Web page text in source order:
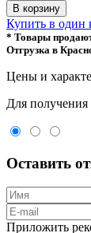
Купить в один
* Товары
Отгрузка в
Цeны и
Для
Оставить
Приложить